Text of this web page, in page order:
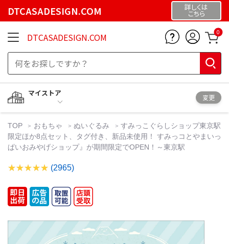
DTCASADESIGN.COM 詳しくは
こちら
DTCASADESIGN.COM 0
マイストア
変更
TOP おもちゃ ぬいぐるみ
すみっこぐらしショップ東京駅
限定ほか8点セット、タグ付き、新品未使用！ すみっコとやまいっ
ぱいおみやげショップ』が期間限定でOPEN！～東京駅
(2965)